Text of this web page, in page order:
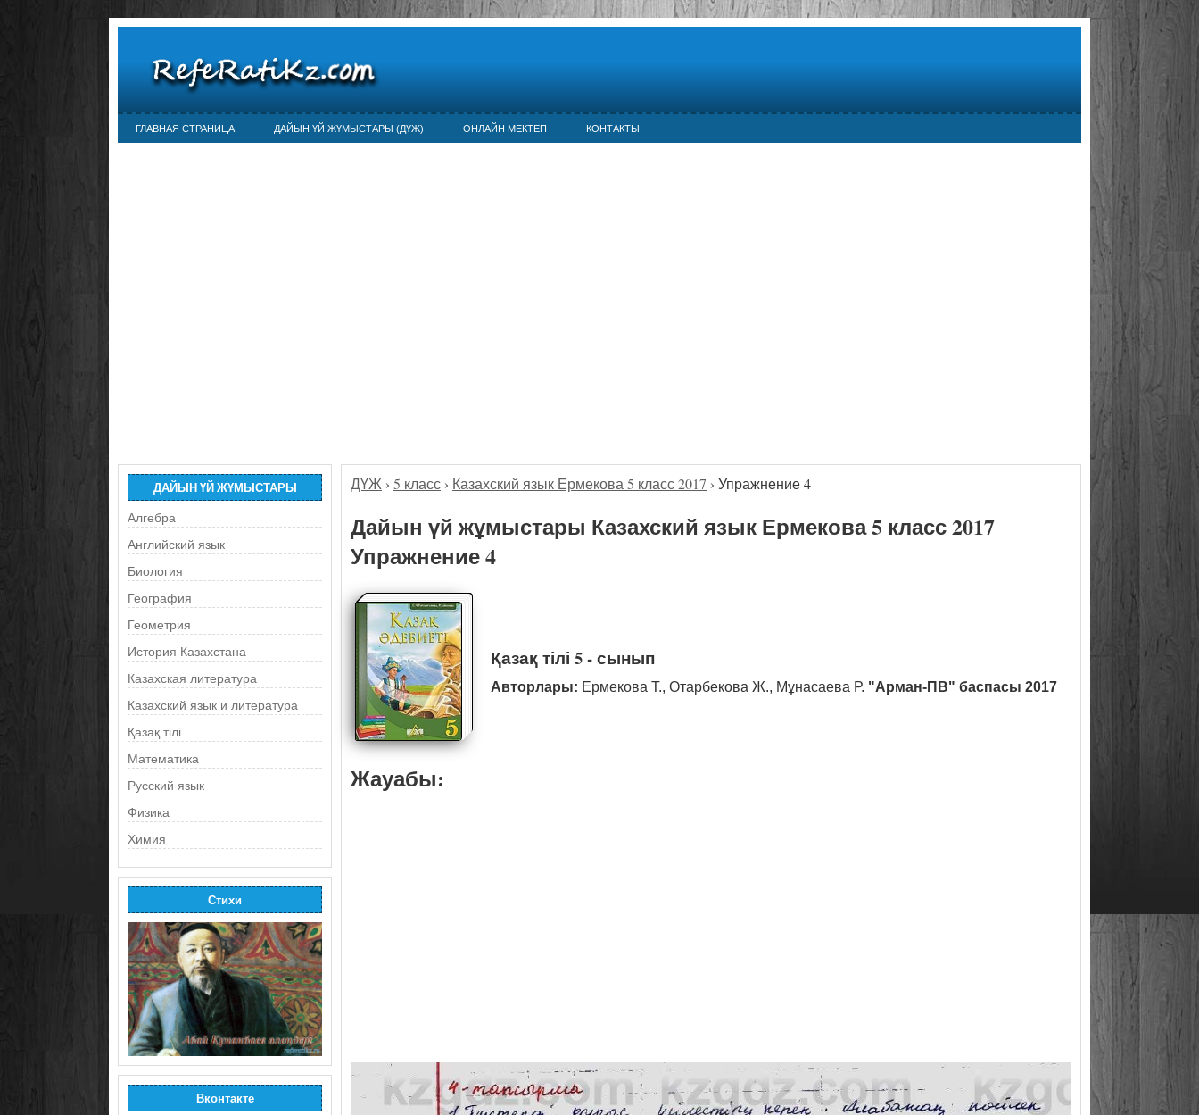
ГЛАВНАЯ СТРАНИЦА ДАЙЫН ҮЙ ЖҰМЫСТАРЫ (ДҮЖ) ОНЛАЙН МЕКТЕП КОНТАКТЫ
ДАЙЫН ҮЙ ЖҰМЫСТАРЫ
Алгебра
Английский язык
Биология
География
Геометрия
История Казахстана
Казахская литература
Казахский язык и литература
Қазақ тілі
Математика
Русский язык
Физика
Химия
Стихи
Вконтакте
ДҮЖ › 5 класс › Казахский язык Ермекова 5 класс 2017 › Упражнение 4
Дайын үй жұмыстары Казахский язык Ермекова 5 класс 2017
Упражнение 4
Қазақ тілі 5 - сынып
Авторлары: Ермекова Т., Отарбекова Ж., Мұнасаева Р. "Арман-ПВ" баспасы 2017
Жауабы: